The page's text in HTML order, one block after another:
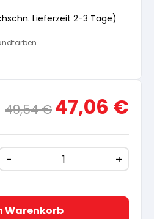
Lieferzeit 2-3 Tage)
49,54€
Ursprünglicher
Preis
47,06 €
Warenkorb